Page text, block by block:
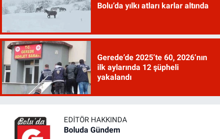
Bolu’da yılkı atları karlar altında
Gerede’de 2025’te 60, 2026’nın
ilk aylarında 12 şüpheli
yakalandı
EDITÖR HAKKINDA
Boluda Gündem